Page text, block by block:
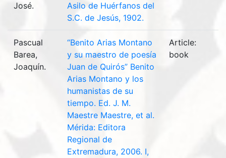
José.
Asilo de Huérfanos del
S.C. de Jesús, 1902.
Pascual
Barea,
Joaquín.
“Benito Arias Montano
y su maestro de poesía
Juan de Quirós” Benito
Arias Montano y los
humanistas de su
tiempo. Ed. J. M.
Maestre Maestre, et al.
Mérida: Editora
Regional de
Extremadura, 2006. I,
Article:
book